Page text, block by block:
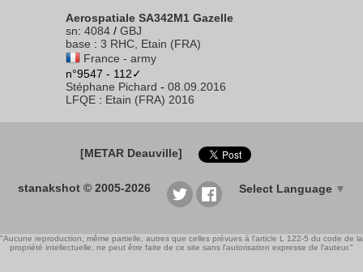
Aerospatiale SA342M1 Gazelle
sn: 4084 / GBJ
base : 3 RHC, Etain (FRA)
France - army
n°9547 - 112✓
Stéphane Pichard - 08.09.2016
LFQE : Etain (FRA) 2016
[METAR Deauville]
stanakshot © 2005-2026 Select Language ▼
"Aucune reproduction, même partielle, autres que celles prévues à l'article L 122-5 du code de la
propriété intellectuelle, ne peut être faite de ce site sans l'autorisation expresse de l'auteur."